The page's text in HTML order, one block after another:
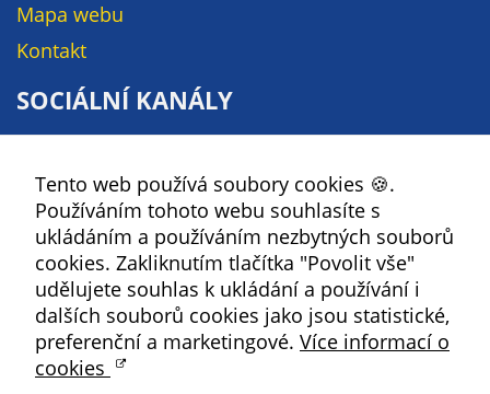
Mapa webu
Kontakt
SOCIÁLNÍ KANÁLY
YouTube
Instagram
RSS
Kbely
Satalice
Tento web používá soubory cookies 🍪.
Používáním tohoto webu souhlasíte s
ukládáním a používáním nezbytných souborů
cookies. Zakliknutím tlačítka "Povolit vše"
udělujete souhlas k ukládání a používání i
dalších souborů cookies jako jsou statistické,
preferenční a marketingové. Více informací o
cookies